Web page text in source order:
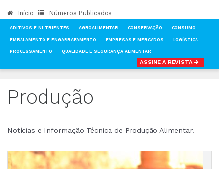
Início Números Publicados
ADITIVOS E NUTRIENTES AGROALIMENTAR CONSERVAÇÃO CONSUMO
EMBALAMENTO E ENGARRAFAMENTO EMPRESAS E MERCADOS LOGÍSTICA
PROCESSAMENTO QUALIDADE E SEGURANÇA ALIMENTAR
ASSINE A REVISTA
Produção
Notícias e Informação Técnica de Produção Alimentar.